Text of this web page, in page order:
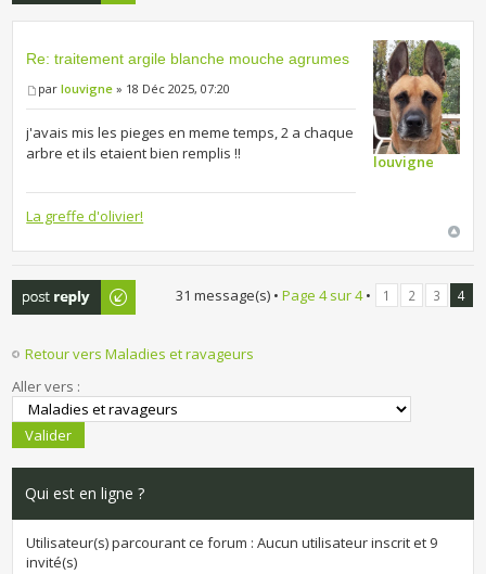
Re: traitement argile blanche mouche agrumes
parlouvigne » 18 Déc 2025, 07:20
j'avais mis les pieges en meme temps, 2 a chaque
arbre et ils etaient bien remplis !!
La greffe d'olivier!
louvigne
Publier une
réponse
31 message(s) • Page 4sur4• 1 2 3 4
Retour vers Maladies et ravageurs
Aller vers :
Qui est en ligne ?
Utilisateur(s) parcourant ce forum : Aucun utilisateur inscrit et 9
invité(s)